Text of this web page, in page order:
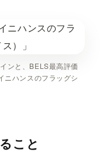
ンと、BELS最高評価
ニハンスのフラッグシ
こと